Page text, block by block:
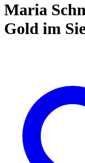
Maria
Gold im